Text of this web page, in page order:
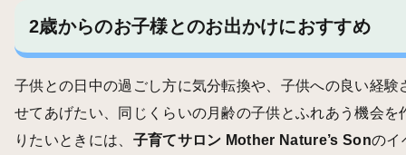
2歳からのお子様とのお出かけにおすすめ
子供との日中の過ごし方に気分転換や、子供への良い経験
せてあげたい、同じくらいの月齢の子供とふれあう機会を
りたいときには、 子育てサロン Mother Nature’s Sonのイ